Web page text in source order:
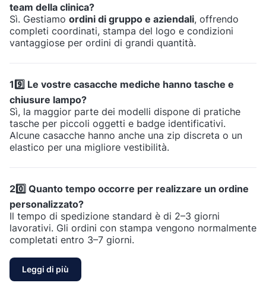
team della clinica?
Sì. Gestiamo ordini di gruppo e aziendali, offrendo
completi coordinati, stampa del logo e condizioni
vantaggiose per ordini di grandi quantità.
19️⃣ Le vostre casacche mediche hanno tasche e
chiusure lampo?
Sì, la maggior parte dei modelli dispone di pratiche
tasche per piccoli oggetti e badge identificativi.
Alcune casacche hanno anche una zip discreta o un
elastico per una migliore vestibilità.
20️⃣ Quanto tempo occorre per realizzare un ordine
personalizzato?
Il tempo di spedizione standard è di 2–3 giorni
lavorativi. Gli ordini con stampa vengono normalmente
completati entro 3–7 giorni.
Leggi di più